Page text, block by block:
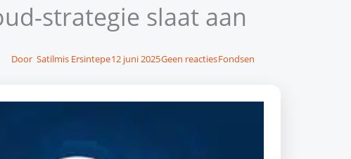
strategie slaat aan
Door Satilmis Ersintepe12 juni 2025Geen reactiesFondsen